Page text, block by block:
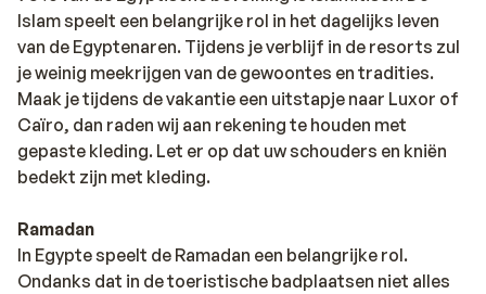
Islam speelt een belangrijke rol in het dagelijks leven
van de Egyptenaren. Tijdens je verblijf in de resorts zul
je weinig meekrijgen van de gewoontes en tradities.
Maak je tijdens de vakantie een uitstapje naar Luxor of
Caïro, dan raden wij aan rekening te houden met
gepaste kleding. Let er op dat uw schouders en kniën
bedekt zijn met kleding.
Ramadan
In Egypte speelt de Ramadan een belangrijke rol.
Ondanks dat in de toeristische badplaatsen niet alles